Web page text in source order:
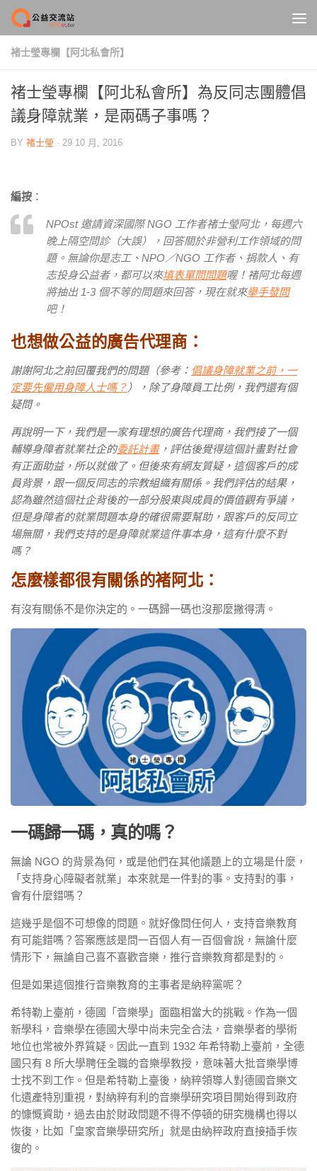
Skip to content
褚士瑩專欄【阿北私會所】
褚士瑩專欄【阿北私會所】為反同志團體倡
議身障就業，是兩碼子事嗎？
BY 褚士瑩 · 29 10 月, 2016
編按 ：
NPOst 邀請資深國際 NGO 工作者褚士瑩阿北，每週六
晚上隔空問診（大誤），回答關於非營利工作領域的問
題。無論你是志工、NPO／NGO 工作者、捐款人、有
志投身公益者，都可以來填表單問問題喔！褚阿北每週
將抽出 1-3 個不等的問題來回答，現在就來舉手發問
吧！
也想做公益的廣告代理商：
謝謝阿北之前回覆我們的問題（參考： 倡議身障就業之前，一
定要先僱用身障人士嗎？），除了身障員工比例，我們還有個
疑問。
再說明一下，我們是一家有理想的廣告代理商，我們接了一個
輔導身障者就業社企的委託計畫，評估後覺得這個計畫對社會
有正面助益，所以就做了。但後來有網友質疑，這個客戶的成
員背景，跟一個反同志的宗教組織有關係。我們評估的結果，
認為雖然這個社企背後的一部分股東與成員的價值觀有爭議，
但是身障者的就業問題本身的確很需要幫助，跟客戶的反同立
場無關，我們支持的是身障就業這件事本身，這有什麼不對
嗎？
怎麼樣都很有關係的褚阿北：
有沒有關係不是你決定的。一碼歸一碼也沒那麼撇得清。
一碼歸一碼，真的嗎？
無論 NGO 的背景為何，或是他們在其他議題上的立場是什麼，
「支持身心障礙者就業」本來就是一件對的事。支持對的事，
會有什麼錯嗎？
這幾乎是個不可想像的問題。就好像問任何人，支持音樂教育
有可能錯嗎？答案應該是問一百個人有一百個會說，無論什麼
情形下，無論自己喜不喜歡音樂，推行音樂教育都是對的。
但是如果這個推行音樂教育的主事者是納粹黨呢？
希特勒上臺前，德國「音樂學」面臨相當大的挑戰。作為一個
新學科，音樂學在德國大學中尚未完全合法，音樂學者的學術
地位也常被外界質疑。因此一直到 1932 年希特勒上臺前，全德
國只有 8 所大學聘任全職的音樂學教授，意味著大批音樂學博
士找不到工作。但是希特勒上臺後，納粹領導人對德國音樂文
化遺產特別重視，對納粹有利的音樂學研究項目開始得到政府
的慷慨資助，過去由於財政問題不得不停頓的研究機構也得以
恢復，比如「皇家音樂學研究所」就是由納粹政府直接插手恢
復的。